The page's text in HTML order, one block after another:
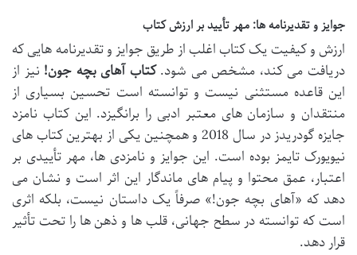
جوایز و تقدیرنامه ها: مهر تأیید بر ارزش کتاب
ارزش و کیفیت یک کتاب اغلب از طریق جوایز و تقدیرنامه هایی که
دریافت می کند، مشخص می شود.کتاب آهای بچه جون! نیز از
این قاعده مستثنی نیست و توانسته است تحسین بسیاری از
منتقدان و سازمان های معتبر ادبی را برانگیزد. این کتاب نامزد
جایزه گودریدز در سال 2018 و همچنین یکی از بهترین کتاب های
نیویورک تایمز بوده است. این جوایز و نامزدی ها، مهر تأییدی بر
اعتبار، عمق محتوا و پیام های ماندگار این اثر است و نشان می
دهد که «آهای بچه جون!» صرفاً یک داستان نیست، بلکه اثری
است که توانسته در سطح جهانی، قلب ها و ذهن ها را تحت تأثیر
قرار دهد.